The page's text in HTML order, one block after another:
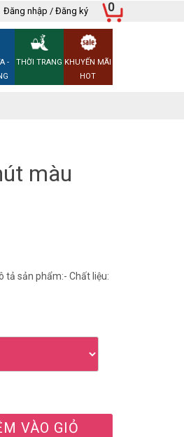
Đăng nhập / Đăng ký
-
THỜI TRANG KHUYẾN MÃI
HOT
0
màu
tả sản phẩm:- Chất liệu:
VÀO GIỎ